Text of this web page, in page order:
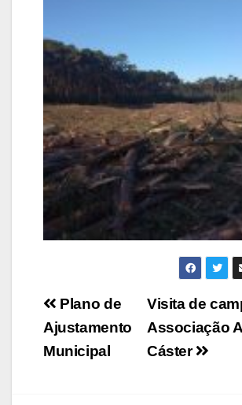
Navegação
de
artigos
Visita de
Associação
Cáster
Plano de
Ajustamento
Municipal